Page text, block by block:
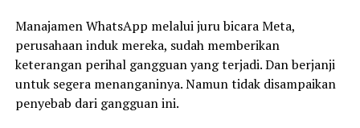
Manajamen WhatsApp melalui juru bicara Meta,
perusahaan induk mereka, sudah memberikan
keterangan perihal gangguan yang terjadi. Dan berjanji
untuk segera menanganinya. Namun tidak disampaikan
penyebab dari gangguan ini.